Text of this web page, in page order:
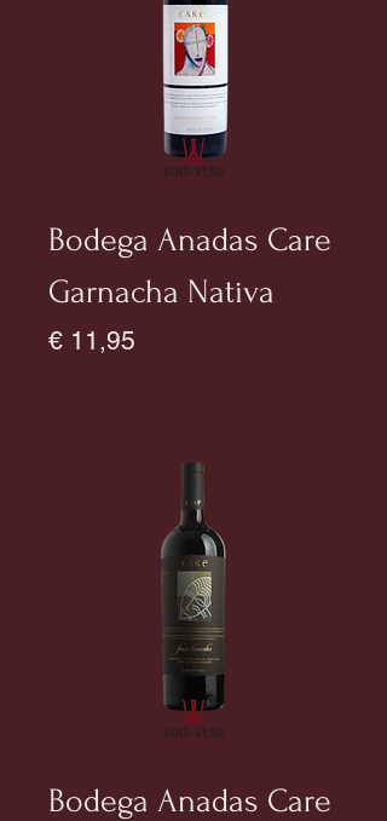
Bodega Anadas Care
Garnacha Nativa
Prijs
€ 11,95
Bodega Anadas Care